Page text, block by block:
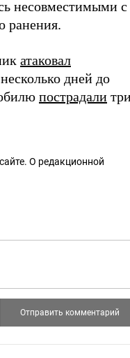
несовместимыми с
ранения.
атаковал
дней до
пострадали
О редакционной